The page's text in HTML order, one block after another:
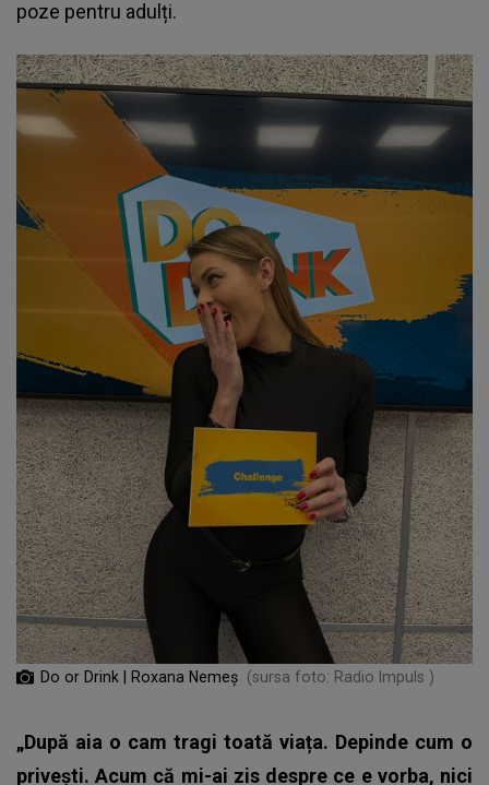
poze pentru adulți.
Do or Drink | Roxana Nemeș (sursa foto: Radio Impuls )
„După aia o cam tragi toată viața. Depinde cum o
privești. Acum că mi-ai zis despre ce e vorba, nici